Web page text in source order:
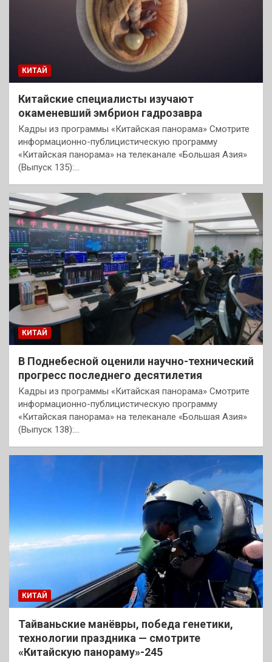
КИТАЙ
Китайские специалисты изучают
окаменевший эмбрион гадрозавра
Кадры из программы «Китайская панорама» Смотрите
информационно-публицистическую программу
«Китайская панорама» на телеканале «Большая Азия»
(Выпуск 135):…
КИТАЙ
В Поднебесной оценили научно-технический
прогресс последнего десятилетия
Кадры из программы «Китайская панорама» Смотрите
информационно-публицистическую программу
«Китайская панорама» на телеканале «Большая Азия»
(Выпуск 138):…
КИТАЙ
Тайваньские манёвры, победа генетики,
технологии праздника — смотрите
«Китайскую панораму»-245